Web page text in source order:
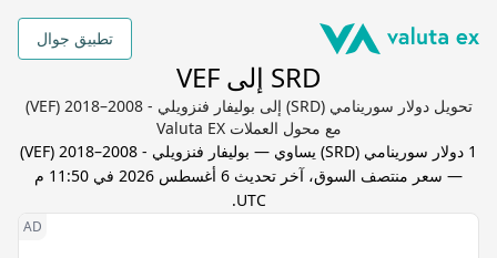
تطبيق جوال
SRD إلى VEF
تحويل دولار سورينامي (SRD) إلى بوليفار فنزويلي - 2008–2018 (VEF)
مع محول العملات Valuta EX
1 دولار سورينامي (
SRD) يساوي — بوليفار فنزويلي - 2008–2018 (
VEF
)
— سعر منتصف السوق، آخر تحديث
6 أغسطس 2026 في 11:50 م
UTC
.